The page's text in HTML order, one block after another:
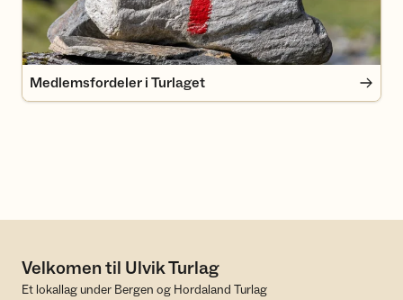
Medlemsfordeler i Turlaget
Velkomen til Ulvik Turlag
Et lokallag under Bergen og Hordaland Turlag